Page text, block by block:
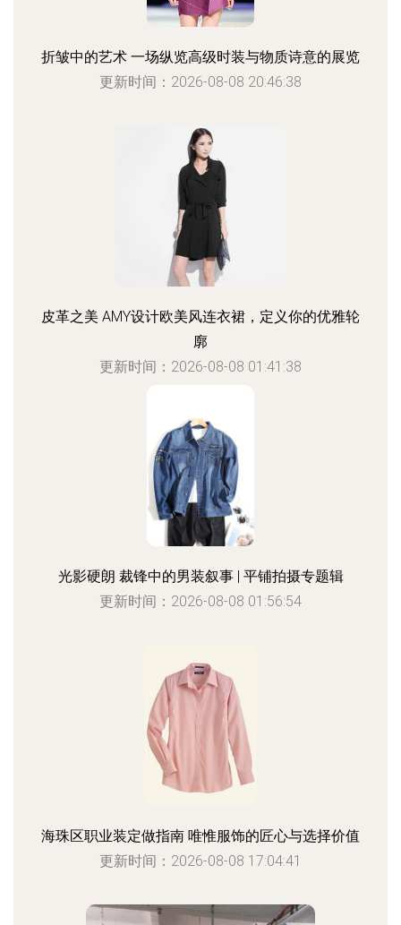
折皱中的艺术 一场纵览高级时装与物质诗意的展览
更新时间：2026-08-08 20:46:38
皮革之美 AMY设计欧美风连衣裙，定义你的优雅轮
廓
更新时间：2026-08-08 01:41:38
光影硬朗 裁锋中的男装叙事 | 平铺拍摄专题辑
更新时间：2026-08-08 01:56:54
海珠区职业装定做指南 唯惟服饰的匠心与选择价值
更新时间：2026-08-08 17:04:41